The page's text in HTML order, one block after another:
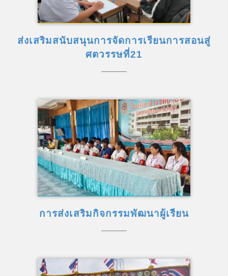
ส่งเสริมสนับสนุนการจัดการเรียนการสอนสู่
ศตวรรษที่21
การส่งเสริมกิจกรรมพัฒนาผู้เรียน